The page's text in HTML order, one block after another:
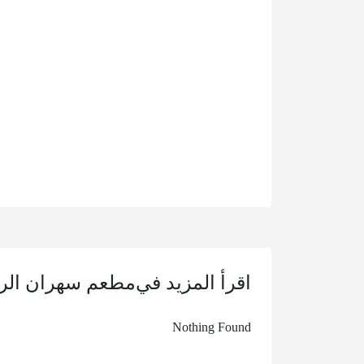
اقرأ المزيد فيمطعم سهران
Nothing Found